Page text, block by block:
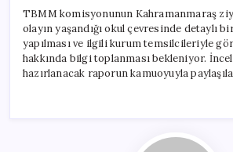
TBMM komisyonunun Kahramanmaraş
olayın yaşandığı okul çevresinde detaylı
yapılması ve ilgili kurum temsilcileriyle
hakkında bilgi toplanması bekleniyor.
hazırlanacak raporun kamuoyuyla